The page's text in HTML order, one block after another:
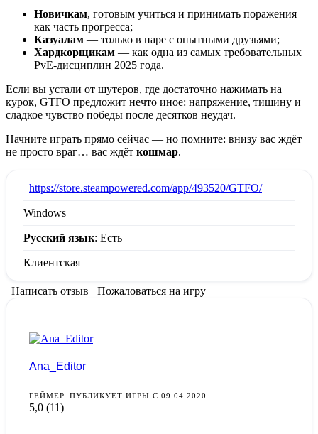
Новичкам, готовым учиться и принимать поражения
как часть прогресса;
Казуалам — только в паре с опытными друзьями;
Хардкорщикам — как одна из самых требовательных
PvE-дисциплин 2025 года.
Если вы устали от шутеров, где достаточно нажимать на
курок, GTFO предложит нечто иное: напряжение, тишину и
сладкое чувство победы после десятков неудач.
Начните играть прямо сейчас — но помните: внизу вас ждёт
не просто враг… вас ждёт кошмар.
https://store.steampowered.com/app/493520/GTFO/
Windows
Русский язык: Есть
Клиентская
Написать отзыв Пожаловаться на игру
Ana_Editor
ГЕЙМЕР. ПУБЛИКУЕТ ИГРЫ С 09.04.2020
5,0 (11)